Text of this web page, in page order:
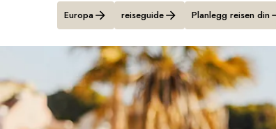
Europa reiseguide Planlegg reisen din